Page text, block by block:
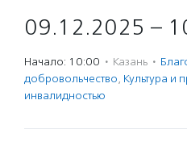
09.12.2025 –
Начало: 10:00 · Казань ·
доброволь­чест­во, Культура и
инвалидностью